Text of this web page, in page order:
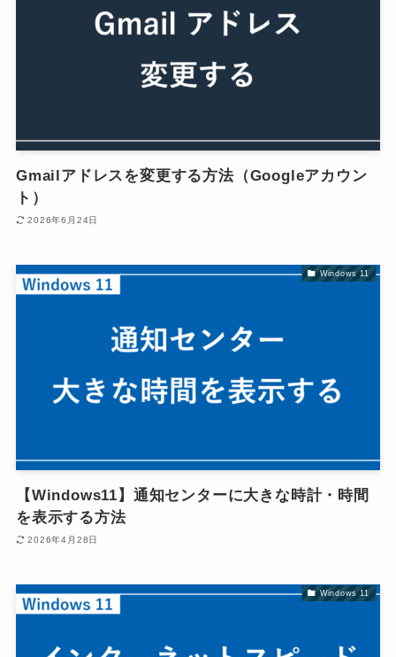
Gmailアドレスを変更する方法（Googleアカウン
ト）
2026年6月24日
Windows 11
【Windows11】通知センターに大きな時計・時間
を表示する方法
2026年4月28日
Windows 11